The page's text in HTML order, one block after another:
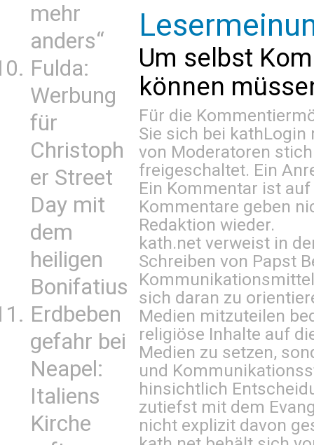
mehr
anders“
Fulda:
Werbung
für
Christoph
er Street
Day mit
dem
heiligen
Bonifatius
Erdbeben
gefahr bei
Neapel:
Italiens
Kirche
Um selbst
können
Für die
Sie sich bei kathLogin
von Moderatoren
freigeschaltet. Ein
Ein Kommentar ist
Kommentare geben
Redaktion wieder.
kath.net verweist in
Schreiben von Papst
sich daran zu
Medien mitzuteilen
religiöse Inhalte auf
Medien zu setzen,
und
hinsichtlich
zutiefst mit dem
nicht explizit davon